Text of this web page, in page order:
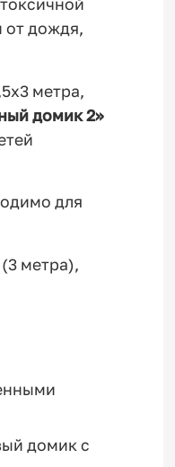
дождя,
метра,
домик 2»
для
метра),
домик с